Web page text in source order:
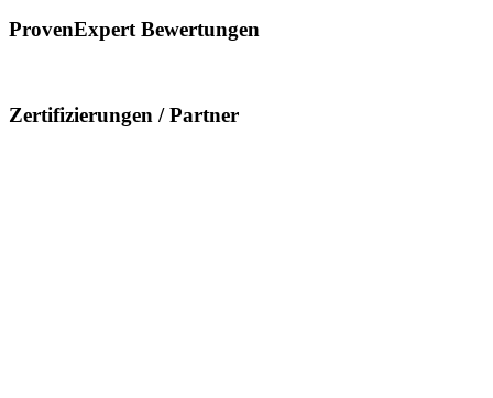
ProvenExpert Bewertungen
Zertifizierungen / Partner